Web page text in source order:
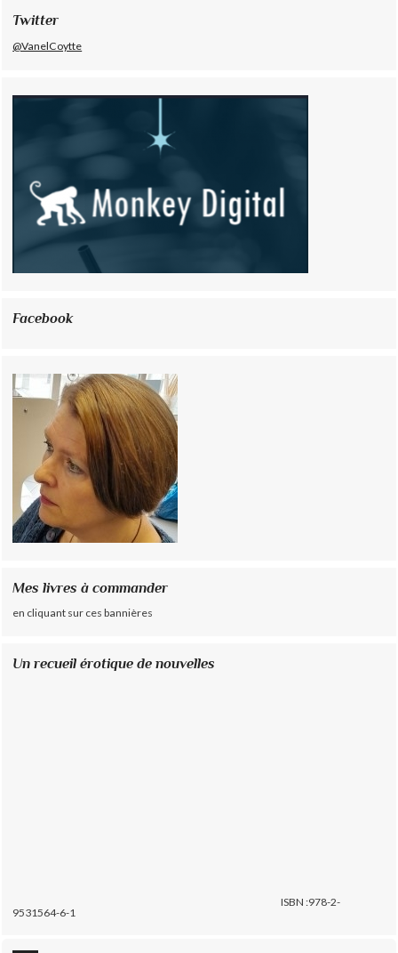
Twitter
@VanelCoytte
Facebook
Mes livres à commander
en cliquant sur ces bannières
Un recueil érotique de nouvelles
ISBN :978-2-
9531564-6-1